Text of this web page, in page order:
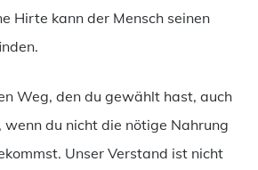
Hirte kann der Mensch seinen
Weg, den du gewählt hast, auch
wenn du nicht die nötige Nahrung
Unser Verstand ist nicht